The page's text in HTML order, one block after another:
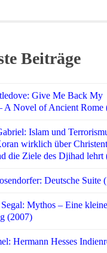
Beiträge
Give Me Back My
A Novel of Ancient Rome
Islam und
wirklich über
die Ziele des Djihad lehrt
Deutsche Suite
Mythos – Eine kleine
(2007)
Hermann Hesses